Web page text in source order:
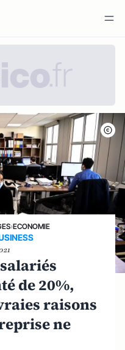
›ECONOMIE
de 20%,
raisons
ne